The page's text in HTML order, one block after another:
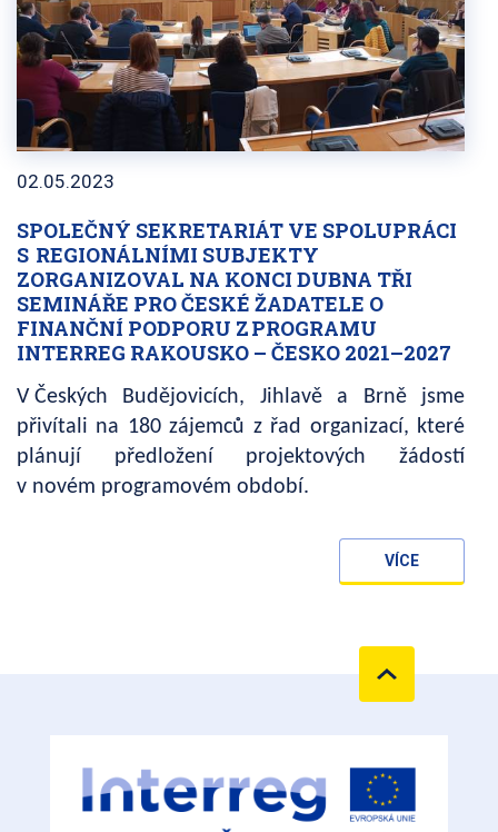
SPOLEČNÝ SEKRETARIÁT VE SPOLUPRÁCI
S REGIONÁLNÍMI SUBJEKTY
ZORGANIZOVAL NA KONCI DUBNA TŘI
SEMINÁŘE PRO ČESKÉ ŽADATELE O
FINANČNÍ PODPORU Z PROGRAMU
INTERREG RAKOUSKO – ČESKO 2021–2027
02.05.2023
V Českých Budějovicích, Jihlavě a Brně jsme
přivítali na 180 zájemců z řad organizací, které
plánují předložení projektových žádostí
v novém programovém období.
VÍCE